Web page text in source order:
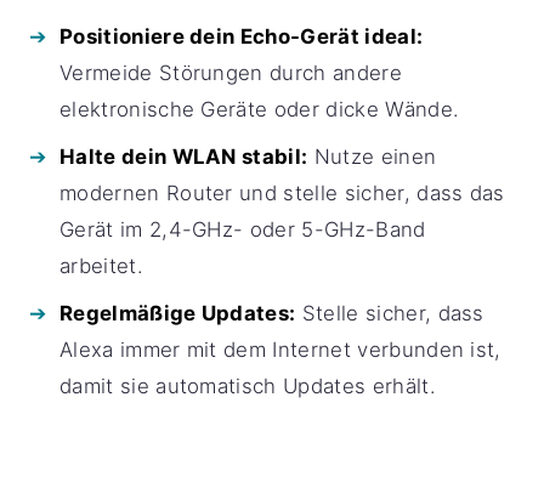
Positioniere dein Echo-Gerät ideal:
Vermeide Störungen durch andere
elektronische Geräte oder dicke Wände.
Halte dein WLAN stabil: Nutze einen
modernen Router und stelle sicher, dass das
Gerät im 2,4-GHz- oder 5-GHz-Band
arbeitet.
Regelmäßige Updates: Stelle sicher, dass
Alexa immer mit dem Internet verbunden ist,
damit sie automatisch Updates erhält.